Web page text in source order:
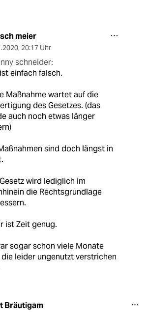
meier
, 20:17 Uhr
schneider:
einfach falsch.
Maßnahme wartet auf die
des Gesetzes. (das
auch noch etwas länger
sind doch längst in
wird lediglich im
die Rechtsgrundlage
ist Zeit genug.
sogar schon viele Monate
leider ungenutzt verstrichen
Bräutigam